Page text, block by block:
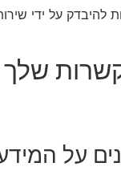
להיבדק על ידי
שלך
על